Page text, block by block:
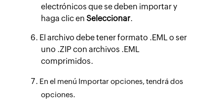
electrónicos que se deben importar y
haga clic enSeleccionar.
El archivo debe tener formato .EML o ser
uno .ZIP con archivos .EML
comprimidos.
En el menú Importar opciones, tendrá dos
opciones.